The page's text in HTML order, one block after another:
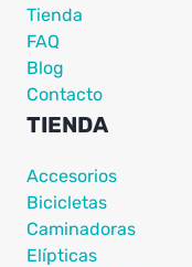
Tienda
FAQ
Blog
Contacto
TIENDA
Accesorios
Bicicletas
Caminadoras
Elípticas